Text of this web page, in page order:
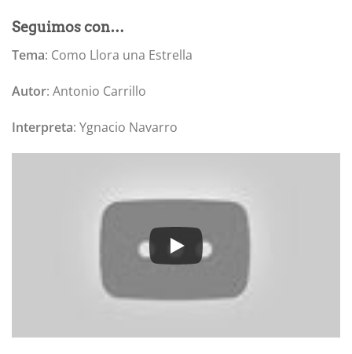
Seguimos con…
Tema: Como Llora una Estrella
Autor: Antonio Carrillo
Interpreta: Ygnacio Navarro